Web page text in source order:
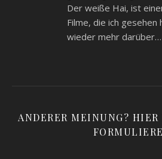
Der weiße Hai, ist
Filme, die ich gesehen
wieder mehr darüber…
ANDERER MEINUNG?